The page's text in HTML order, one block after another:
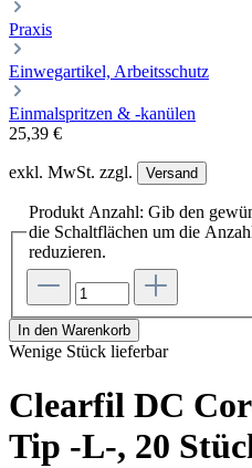
Praxis
Einwegartikel, Arbeitsschutz
Einmalspritzen & -kanülen
25,39 €
exkl. MwSt. zzgl. Versand
Produkt Anzahl: Gib den
die Schaltflächen um die
reduzieren.
In den Warenkorb
Wenige Stück lieferbar
Clearfil DC
Tip -L-, 20